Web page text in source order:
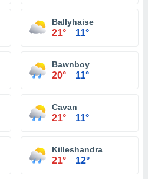
Ballyhaise
21° 11°
Bawnboy
20° 11°
Cavan
21° 11°
Killeshandra
21° 12°